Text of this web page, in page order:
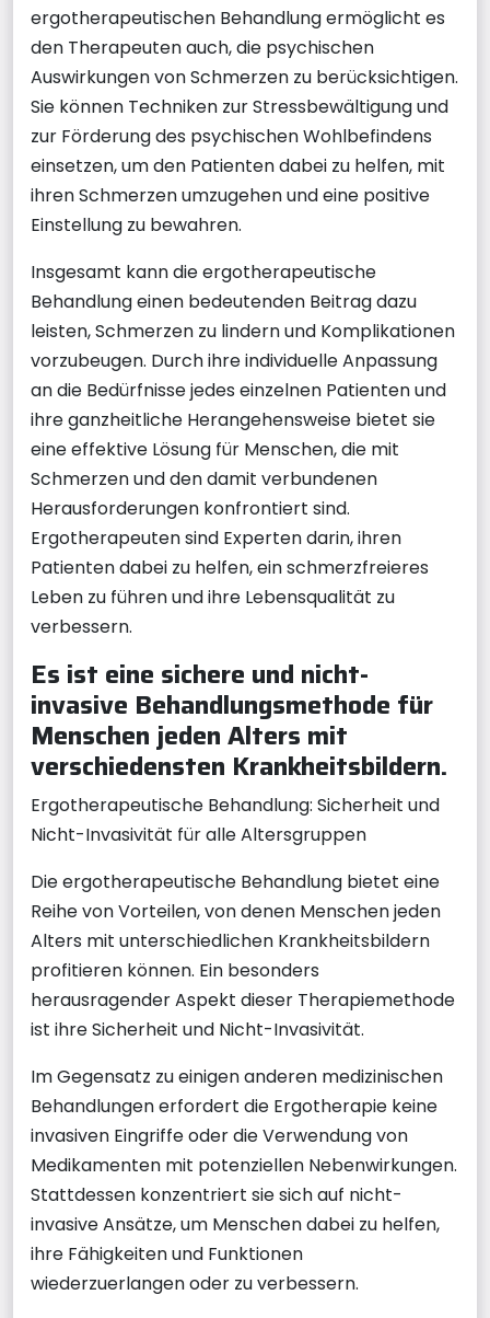
ergotherapeutischen Behandlung ermöglicht es
den Therapeuten auch, die psychischen
Auswirkungen von Schmerzen zu berücksichtigen.
Sie können Techniken zur Stressbewältigung und
zur Förderung des psychischen Wohlbefindens
einsetzen, um den Patienten dabei zu helfen, mit
ihren Schmerzen umzugehen und eine positive
Einstellung zu bewahren.
Insgesamt kann die ergotherapeutische
Behandlung einen bedeutenden Beitrag dazu
leisten, Schmerzen zu lindern und Komplikationen
vorzubeugen. Durch ihre individuelle Anpassung
an die Bedürfnisse jedes einzelnen Patienten und
ihre ganzheitliche Herangehensweise bietet sie
eine effektive Lösung für Menschen, die mit
Schmerzen und den damit verbundenen
Herausforderungen konfrontiert sind.
Ergotherapeuten sind Experten darin, ihren
Patienten dabei zu helfen, ein schmerzfreieres
Leben zu führen und ihre Lebensqualität zu
verbessern.
Es ist eine sichere und nicht-
invasive Behandlungsmethode für
Menschen jeden Alters mit
verschiedensten Krankheitsbildern.
Ergotherapeutische Behandlung: Sicherheit und
Nicht-Invasivität für alle Altersgruppen
Die ergotherapeutische Behandlung bietet eine
Reihe von Vorteilen, von denen Menschen jeden
Alters mit unterschiedlichen Krankheitsbildern
profitieren können. Ein besonders
herausragender Aspekt dieser Therapiemethode
ist ihre Sicherheit und Nicht-Invasivität.
Im Gegensatz zu einigen anderen medizinischen
Behandlungen erfordert die Ergotherapie keine
invasiven Eingriffe oder die Verwendung von
Medikamenten mit potenziellen Nebenwirkungen.
Stattdessen konzentriert sie sich auf nicht-
invasive Ansätze, um Menschen dabei zu helfen,
ihre Fähigkeiten und Funktionen
wiederzuerlangen oder zu verbessern.